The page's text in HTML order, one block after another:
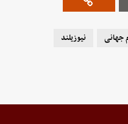
جهانی نیوزیلند